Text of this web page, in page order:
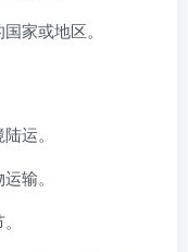
家或地区。
运。
输。